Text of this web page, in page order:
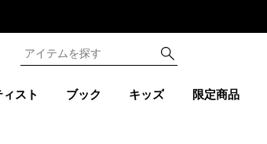
スト ブック キッズ 限定商品